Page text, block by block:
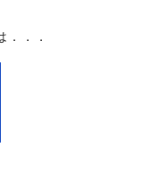
．．．